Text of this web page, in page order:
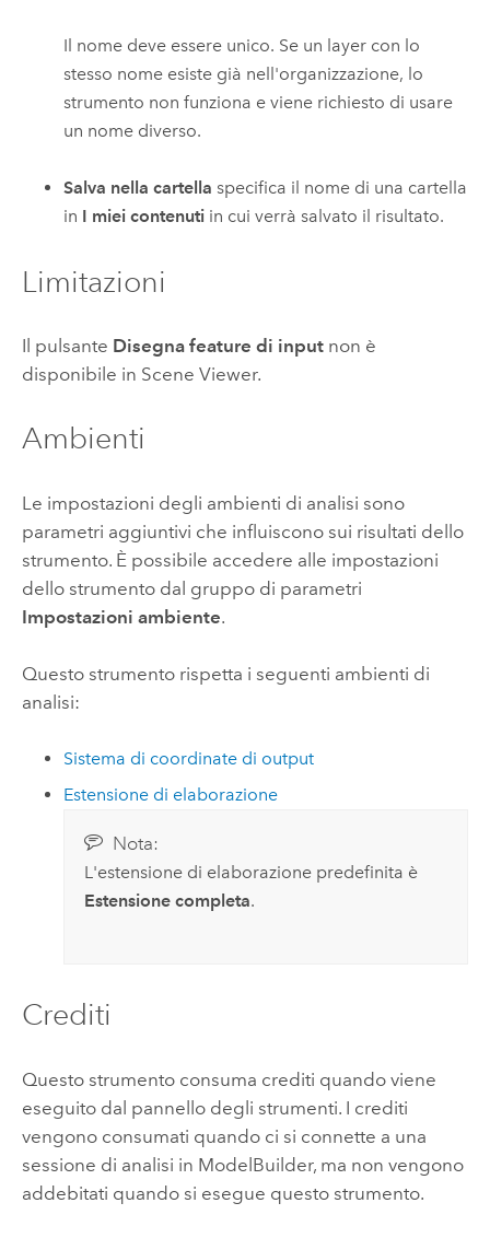
Il nome deve essere unico. Se un layer con lo
stesso nome esiste già nell'organizzazione, lo
strumento non funziona e viene richiesto di usare
un nome diverso.
Salva nella cartella specifica il nome di una cartella
in I miei contenuti in cui verrà salvato il risultato.
Limitazioni
Il pulsante Disegna feature di inputnon è
disponibile in Scene Viewer.
Ambienti
Le impostazioni degli ambienti di analisi sono
parametri aggiuntivi che influiscono sui risultati dello
strumento. È possibile accedere alle impostazioni
dello strumento dal gruppo di parametri
Impostazioni ambiente.
Questo strumento rispetta i seguenti ambienti di
analisi:
Sistema di coordinate di output
Estensione di elaborazione
Nota:
L'estensione di elaborazione predefinita è
Estensione completa.
Crediti
Questo strumento consuma crediti quando viene
eseguito dal pannello degli strumenti. I crediti
vengono consumati quando ci si connette a una
sessione di analisi in ModelBuilder, ma non vengono
addebitati quando si esegue questo strumento.